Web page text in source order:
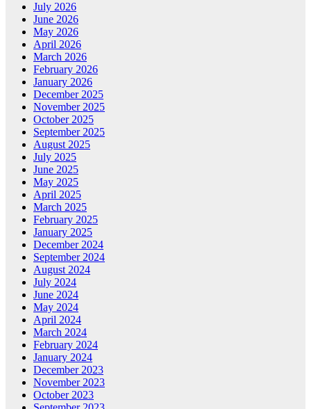
July 2026
June 2026
May 2026
April 2026
March 2026
February 2026
January 2026
December 2025
November 2025
October 2025
September 2025
August 2025
July 2025
June 2025
May 2025
April 2025
March 2025
February 2025
January 2025
December 2024
September 2024
August 2024
July 2024
June 2024
May 2024
April 2024
March 2024
February 2024
January 2024
December 2023
November 2023
October 2023